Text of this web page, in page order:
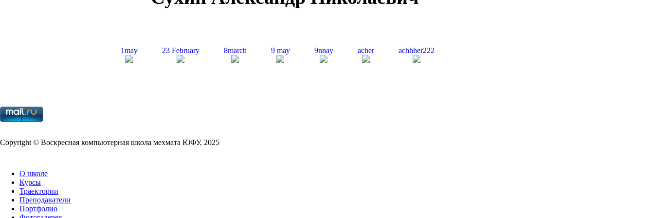
1may 23Feb­ru­ary 8march 9may 9nnay acher achhher222
Copy­right © Воскресная компьютерная школа мехмата ЮФУ, 2025
О школе
Курсы
Траектории
Преподаватели
Портфолио